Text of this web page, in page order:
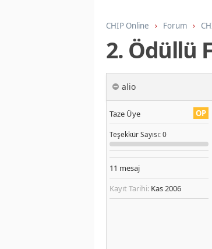
CHIP Online Forum
2. Ödüllü
alio
OP
Taze Üye
TeşekkürSayısı: 0
11 mesaj
Kayıt Tarihi: Kas 2006